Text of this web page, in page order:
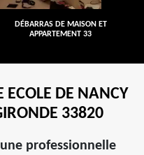
DÉBARRAS DE MAISON ET
APPARTEMENT 33
ECOLE DE NANCY
33820
professionnelle